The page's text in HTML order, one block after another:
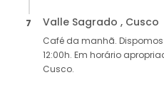
7 Valle Sagrado , Cusco
Café da manhã.
12:00h. Em horário
Cusco.